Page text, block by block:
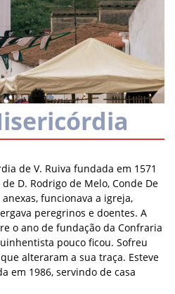
de V. Ruiva fundada em 1571
D. Rodrigo de Melo, Conde De
funcionava a igreja,
peregrinos e doentes. A
o ano de fundação da Confraria
pouco ficou. Sofreu
alteraram a sua traça. Esteve
em 1986, servindo de casa